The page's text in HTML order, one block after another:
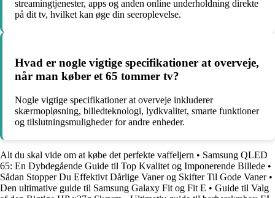
streamingtjenester, apps og anden online underholdning direkte
på dit tv, hvilket kan øge din seeroplevelse.
Hvad er nogle vigtige specifikationer at overveje,
når man køber et 65 tommer tv?
Nogle vigtige specifikationer at overveje inkluderer
skærmopløsning, billedteknologi, lydkvalitet, smarte funktioner
og tilslutningsmuligheder for andre enheder.
Alt du skal vide om at købe det perfekte vaffeljern • Samsung QLED
65: En Dybdegående Guide til Top Kvalitet og Imponerende Billede •
Sådan Stopper Du Effektivt Dårlige Vaner og Skifter Til Gode Vaner•
Den ultimative guide til Samsung Galaxy Fit og Fit E • Guide til Valg